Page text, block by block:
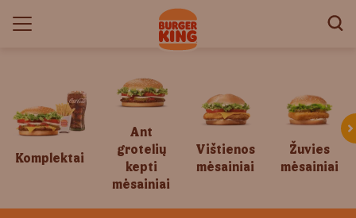
Komplektai
Ant
grotelių
kepti
mėsainiai
Vištienos
mėsainiai
Žuvies
mėsainiai